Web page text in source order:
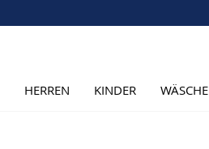
HERREN KINDER WÄSCHE